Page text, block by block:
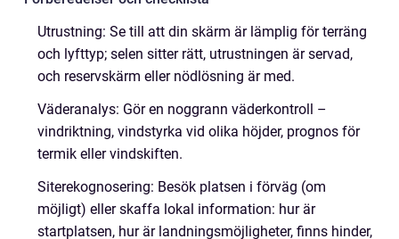
Utrustning: Se till att din skärm är lämplig för terräng
och lyfttyp; selen sitter rätt, utrustningen är servad,
och reservskärm eller nödlösning är med.
Väderanalys: Gör en noggrann väderkontroll –
vindriktning, vindstyrka vid olika höjder, prognos för
termik eller vindskiften.
Siterekognosering: Besök platsen i förväg (om
möjligt) eller skaffa lokal information: hur är
startplatsen, hur är landningsmöjligheter, finns hinder,